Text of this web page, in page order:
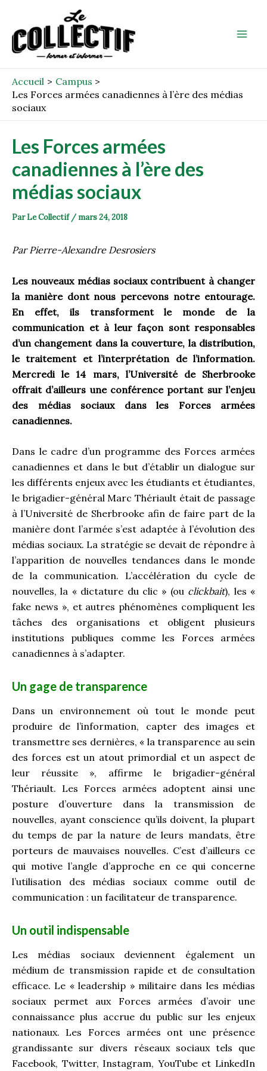
contenu
Accueil
Campus
Les Forces armées canadiennes à l’ère des médias
sociaux
Les Forces armées
canadiennes à l’ère des
médias sociaux
ParLe Collectif / mars 24, 2018
Par Pierre-Alexandre Desrosiers
Les nouveaux médias sociaux contribuent à changer
la manière dont nous percevons notre entourage.
En effet, ils transforment le monde de la
communication et à leur façon sont responsables
d’un changement dans la couverture, la distribution,
le traitement et l’interprétation de l’information.
Mercredi le 14 mars, l’Université de Sherbrooke
offrait d’ailleurs une conférence portant sur l’enjeu
des médias sociaux dans les Forces armées
canadiennes.
Dans le cadre d’un programme des Forces armées
canadiennes et dans le but d’établir un dialogue sur
les différents enjeux avec les étudiants et étudiantes,
le brigadier-général Marc Thériault était de passage
à l’Université de Sherbrooke afin de faire part de la
manière dont l’armée s’est adaptée à l’évolution des
médias sociaux. La stratégie se devait de répondre à
l’apparition de nouvelles tendances dans le monde
de la communication. L’accélération du cycle de
nouvelles, la « dictature du clic » (ou clickbait), les «
fake news », et autres phénomènes compliquent les
tâches des organisations et obligent plusieurs
institutions publiques comme les Forces armées
canadiennes à s’adapter.
Un gage de transparence
Dans un environnement où tout le monde peut
produire de l’information, capter des images et
transmettre ses dernières, « la transparence au sein
des forces est un atout primordial et un aspect de
leur réussite », affirme le brigadier-général
Thériault. Les Forces armées adoptent ainsi une
posture d’ouverture dans la transmission de
nouvelles, ayant conscience qu’ils doivent, la plupart
du temps de par la nature de leurs mandats, être
porteurs de mauvaises nouvelles. C’est d’ailleurs ce
qui motive l’angle d’approche en ce qui concerne
l’utilisation des médias sociaux comme outil de
communication : un facilitateur de transparence.
Un outil indispensable
Les médias sociaux deviennent également un
médium de transmission rapide et de consultation
efficace. Le « leadership » militaire dans les médias
sociaux permet aux Forces armées d’avoir une
connaissance plus accrue du public sur les enjeux
nationaux. Les Forces armées ont une présence
grandissante sur divers réseaux sociaux tels que
Facebook, Twitter, Instagram, YouTube et LinkedIn
navigation